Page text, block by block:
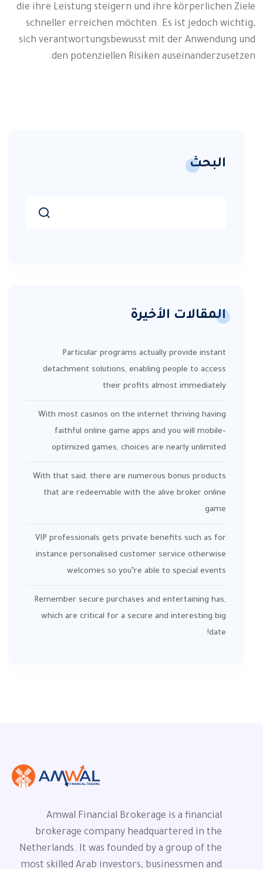
die ihre Leistung steigern und ihre körperlichen Ziele
schneller erreichen möchten. Es ist jedoch wichtig,
sich verantwortungsbewusst mit der Anwendung und
den potenziellen Risiken auseinanderzusetzen.
البحث
المقالات الأخيرة
Particular programs actually provide instant
detachment solutions, enabling people to access
their profits almost immediately
With most casinos on the internet thriving having
faithful online game apps and you will mobile-
optimized games, choices are nearly unlimited
With that said, there are numerous bonus products
that are redeemable with the alive broker online
game
VIP professionals gets private benefits such as for
instance personalised customer service otherwise
welcomes so you’re able to special events
Remember secure purchases and entertaining has,
which are critical for a secure and interesting big
date!
Amwal Financial Brokerage is a financial
brokerage company headquartered in the
Netherlands. It was founded by a group of the
most skilled Arab investors, businessmen and